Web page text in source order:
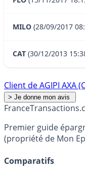
MILO (28/09/2017
CAT (30/12/2013
Client de AGIPI AXA
France
Premier guide
(propriété de Mon
Comparatifs